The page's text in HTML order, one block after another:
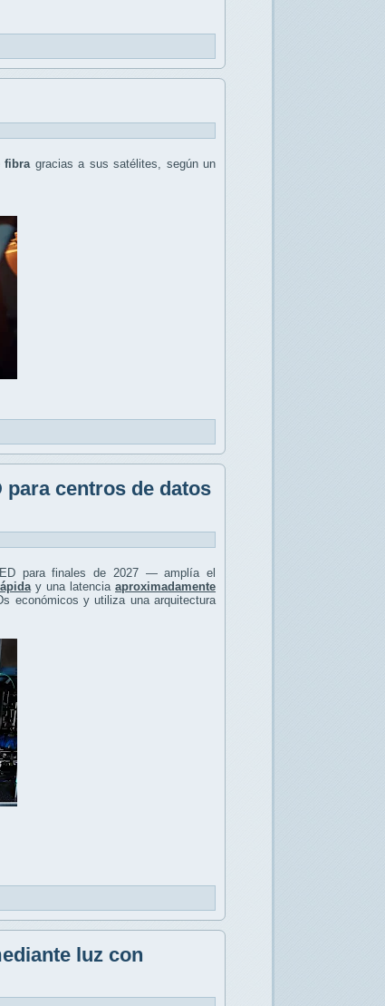
fibragracias a sus satélites, según un
centros de datos
para finales de 2027 — amplía el
y una latenciaaproximadamente
económicos y utiliza una arquitectura
luz con